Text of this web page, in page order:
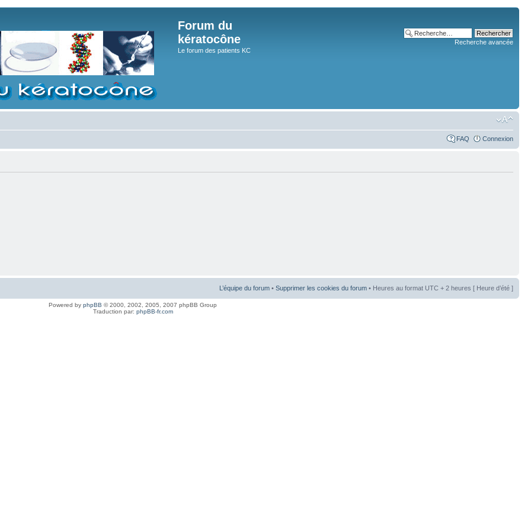
Forum du
kératocône
Le forum des patients KC
Recherche avancée
FAQ Connexion
L’équipe du forum • Supprimer les cookies du forum • Heures au format UTC + 2 heures [ Heure d’été ]
Powered by phpBB © 2000, 2002, 2005, 2007 phpBB Group
Traduction par: phpBB-fr.com